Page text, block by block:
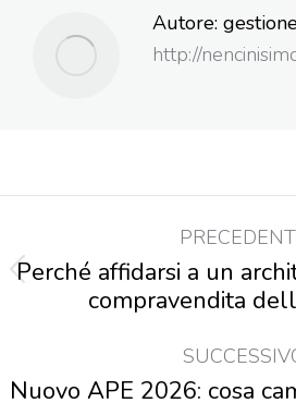
Autore:
http://
Perché affidarsi a un
compravendita
Nuovo APE 2026: cosa